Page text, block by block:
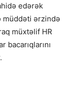
edərək
müddəti ərzində
müxtəlif HR